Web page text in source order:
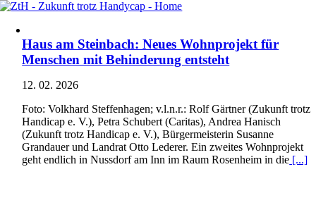
Haus am Steinbach: Neues Wohnprojekt für
Menschen mit Behinderung entsteht
12. 02. 2026
Foto: Volkhard Steffenhagen; v.l.n.r.: Rolf Gärtner (Zukunft trotz
Handicap e. V.), Petra Schubert (Caritas), Andrea Hanisch
(Zukunft trotz Handicap e. V.), Bürgermeisterin Susanne
Grandauer und Landrat Otto Lederer. Ein zweites Wohnprojekt
geht endlich in Nussdorf am Inn im Raum Rosenheim in die [...]